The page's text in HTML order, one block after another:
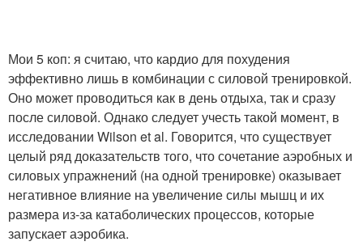
Мои 5 коп: я считаю, что кардио для похудения
эффективно лишь в комбинации с силовой тренировкой.
Оно может проводиться как в день отдыха, так и сразу
после силовой. Однако следует учесть такой момент, в
исследовании Wilson et al. Говорится, что существует
целый ряд доказательств того, что сочетание аэробных и
силовых упражнений (на одной тренировке) оказывает
негативное влияние на увеличение силы мышц и их
размера из-за катаболических процессов, которые
запускает аэробика.